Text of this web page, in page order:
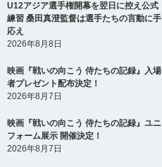
U12アジア選手権開幕を翌日に控え公式
練習 桑田真澄監督は選手たちの言動に手
応え
2026年8月8日
映画『戦いの向こう 侍たちの記録』入場
者プレゼント配布決定！
2026年8月7日
映画『戦いの向こう 侍たちの記録』ユニ
フォーム展示 開催決定！
2026年8月7日